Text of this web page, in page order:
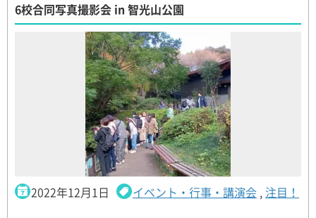
6校合同写真撮影会 in 智光山公園
2022年12月1日 イベント・行事・講演会 , 注目！